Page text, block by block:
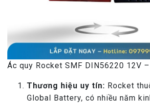
Ác quy Rocket SMF DIN56220 12V –
Thương hiệu uy tín: Rocket
Global Battery, có nhiều năm